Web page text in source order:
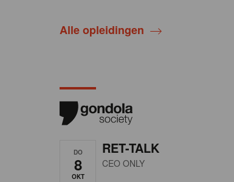
Alle opleidingen
DO
8
OKT
RET-TALK
CEO ONLY